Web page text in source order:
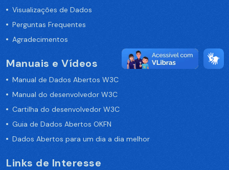
Visualizações de Dados
Perguntas Frequentes
Agradecimentos
Manuais e Vídeos
Manual de Dados Abertos W3C
Manual do desenvolvedor W3C
Cartilha do desenvolvedor W3C
Guia de Dados Abertos OKFN
Dados Abertos para um dia a dia melhor
Links de Interesse